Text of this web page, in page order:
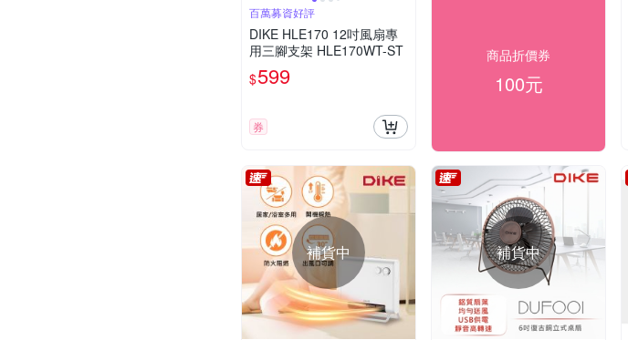
百萬募資好評
DIKE HLE170 12吋風扇專
用三腳支架 HLE170WT-ST
$599
券
商品折價券
100元
補貨中 補貨中